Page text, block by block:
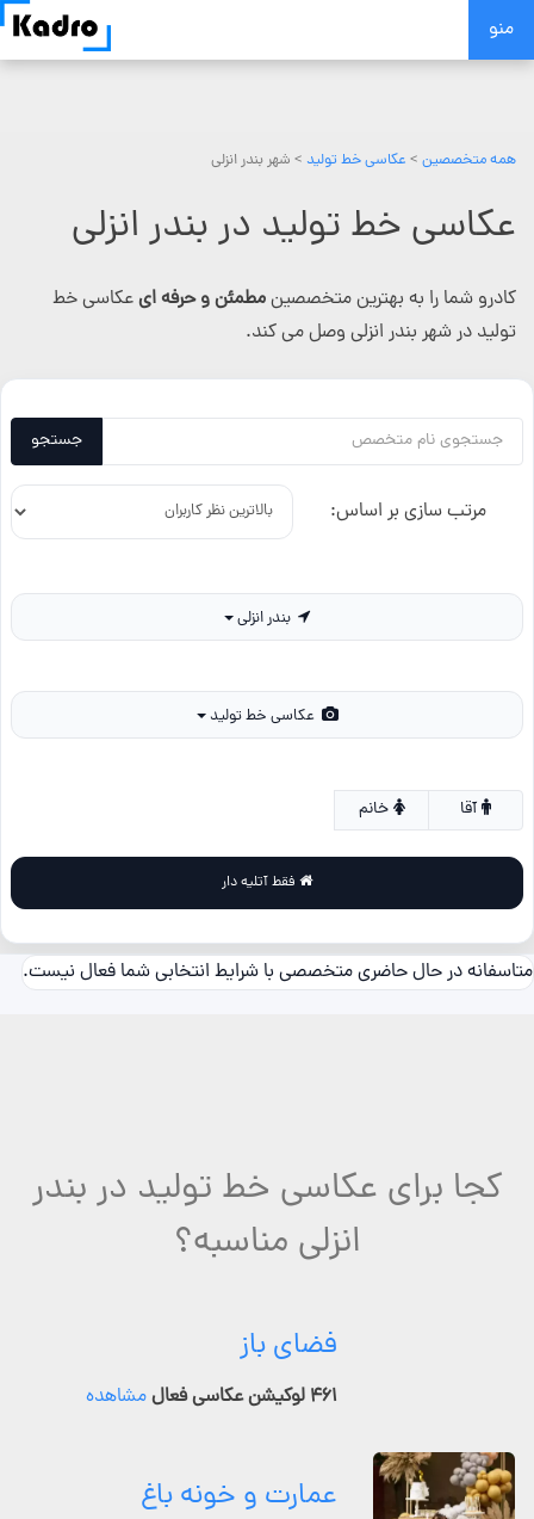
Skip
منو
همه متخصصین > عکاسی خط تولید > شهر بندر انزلی
عکاسی خط تولید در بندر انزلی
کادرو شما را به بهترین متخصصینمطمئن و حرفه ایعکاسی خط
تولید در شهر بندر انزلی وصل می کند.
جستجو
مرتب سازی بر اساس:
خانم
متاسفانه در حال حاضری متخصصی با شرایط انتخابی شما فعال نیست.
کجا برای عکاسی خط تولید در بندر
انزلی مناسبه؟
فضای باز
۴۶۱ لوکیشن عکاسی فعال مشاهده
عمارت و خونه باغ